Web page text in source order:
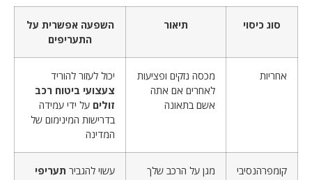
סוג כיסוי תיאור
השפעה אפשרית על
התעריפים
אחריות
מכסה נזקים ופציעות
לאחרים אם אתה
אשם בתאונה
יכול לעזור להוריד
צעצועי ביטוח רכב
זולים על ידי עמידה
בדרישות המינימום של
המדינה
קומפרהנסיבי
מגן על הרכב שלך
עשוי להגביר תעריפי